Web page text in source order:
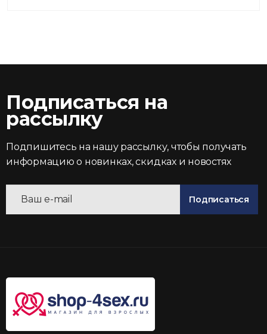
Подписаться на
рассылку
Подпишитесь на нашу рассылку, чтобы получать
информацию о новинках, скидках и новостях
Подписаться